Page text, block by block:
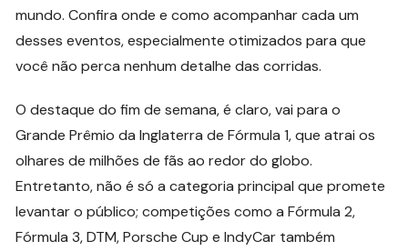
mundo. Confira onde e como acompanhar cada um
desses eventos, especialmente otimizados para que
você não perca nenhum detalhe das corridas.
O destaque do fim de semana, é claro, vai para o
Grande Prêmio da Inglaterra de Fórmula 1, que atrai os
olhares de milhões de fãs ao redor do globo.
Entretanto, não é só a categoria principal que promete
levantar o público; competições como a Fórmula 2,
Fórmula 3, DTM, Porsche Cup e IndyCar também